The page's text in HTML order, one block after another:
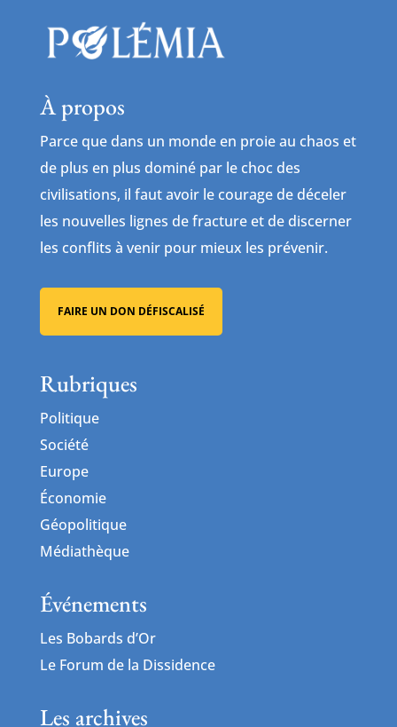
À propos
Parce que dans un monde en proie au chaos et
de plus en plus dominé par le choc des
civilisations, il faut avoir le courage de déceler
les nouvelles lignes de fracture et de discerner
les conflits à venir pour mieux les prévenir.
FAIRE UN DON DÉFISCALISÉ
Rubriques
Politique
Société
Europe
Économie
Géopolitique
Médiathèque
Événements
Les Bobards d’Or
Le Forum de la Dissidence
Les archives